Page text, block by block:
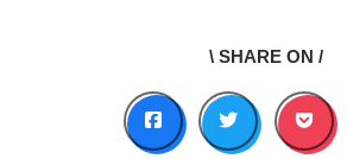
\ SHARE ON /